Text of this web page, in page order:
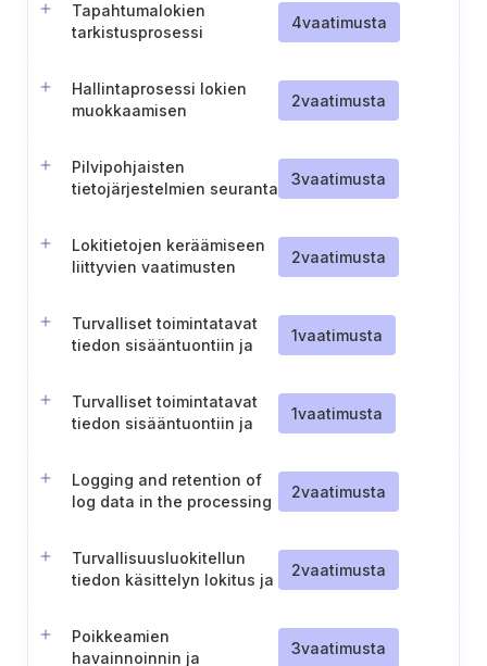
Tapahtumalokien
tarkistusprosessi
4vaatimusta
Hallintaprosessi lokien
muokkaamisen
2vaatimusta
Pilvipohjaisten
tietojärjestelmien seuranta
3vaatimusta
Lokitietojen keräämiseen
liittyvien vaatimusten
2vaatimusta
Turvalliset toimintatavat
tiedon sisääntuontiin ja
1vaatimusta
Turvalliset toimintatavat
tiedon sisääntuontiin ja
1vaatimusta
Logging and retention of
log data in the processing
2vaatimusta
Turvallisuusluokitellun
tiedon käsittelyn lokitus ja
2vaatimusta
Poikkeamien
havainnoinnin ja
3vaatimusta